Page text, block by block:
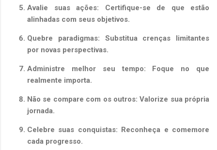
Avalie suas ações: Certifique-se de que estão
alinhadas com seus objetivos.
Quebre paradigmas: Substitua crenças limitantes
por novas perspectivas.
Administre melhor seu tempo: Foque no que
realmente importa.
Não se compare com os outros: Valorize sua própria
jornada.
Celebre suas conquistas: Reconheça e comemore
cada progresso.